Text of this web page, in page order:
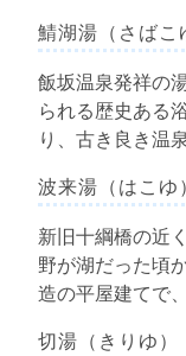
鯖湖湯（さばこ
飯坂温泉発祥の
られる歴史ある
り、古き良き温
波来湯（はこゆ）
新旧十綱橋の近
野が湖だった頃
造の平屋建てで
切湯（きりゆ）